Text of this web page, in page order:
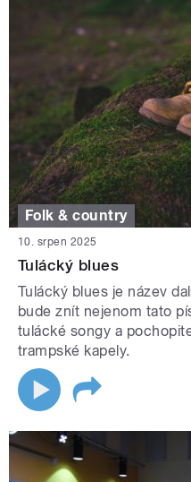
Folk & country
10. srpen 2025
Tulácký blues
Tulácký blues je název
bude znít nejenom tato
tulácké songy a
trampské kapely.